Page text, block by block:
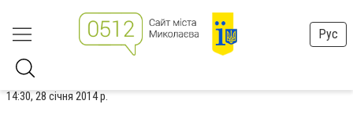
Рус
14:30, 28 січня 2014 р.